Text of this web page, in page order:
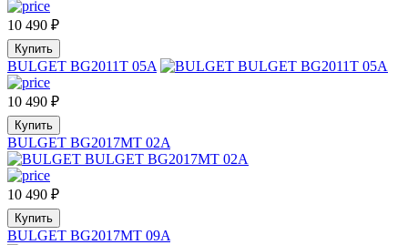
10 490 ₽
Купить
BULGET BG2011T 05A
10 490 ₽
Купить
BULGET BG2017MT 02A
10 490 ₽
Купить
BULGET BG2017MT 09A